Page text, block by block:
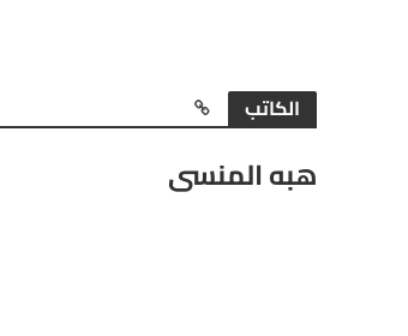
الكاتب
هبه المنسى